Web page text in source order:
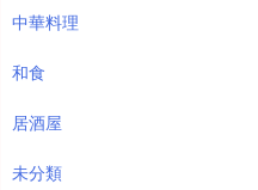
中華料理
和食
居酒屋
未分類